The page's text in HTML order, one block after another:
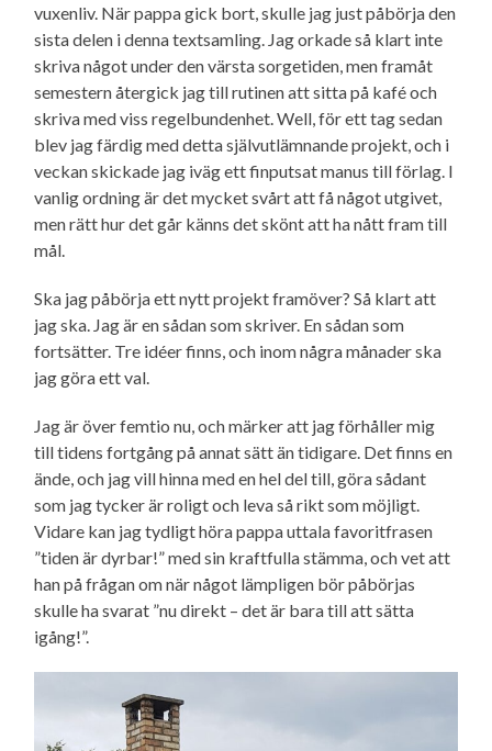
vuxenliv. När pappa gick bort, skulle jag just påbörja den
sista delen i denna textsamling. Jag orkade så klart inte
skriva något under den värsta sorgetiden, men framåt
semestern återgick jag till rutinen att sitta på kafé och
skriva med viss regelbundenhet. Well, för ett tag sedan
blev jag färdig med detta själv­utlämnande projekt, och i
veckan skickade jag iväg ett finputsat manus till förlag. I
vanlig ordning är det mycket svårt att få något utgivet,
men rätt hur det går känns det skönt att ha nått fram till
mål.
Ska jag påbörja ett nytt projekt framöver? Så klart att
jag ska. Jag är en sådan som skriver. En sådan som
fortsätter. Tre idéer finns, och inom några månader ska
jag göra ett val.
Jag är över femtio nu, och märker att jag förhåller mig
till tidens fortgång på annat sätt än tidigare. Det finns en
ände, och jag vill hinna med en hel del till, göra sådant
som jag tycker är roligt och leva så rikt som möjligt.
Vidare kan jag tydligt höra pappa uttala favoritfrasen
”tiden är dyrbar!” med sin kraftfulla stämma, och vet att
han på frågan om när något lämpligen bör påbörjas
skulle ha svarat ”nu direkt – det är bara till att sätta
igång!”.